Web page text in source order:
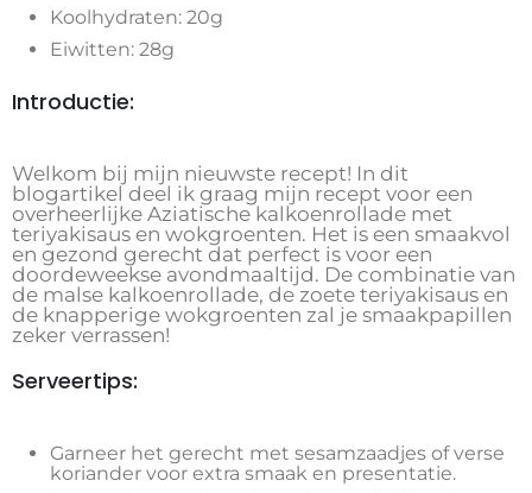
Koolhydraten: 20g
Eiwitten: 28g
Introductie:
Welkom bij mijn nieuwste recept! In dit
blogartikel deel ik graag mijn recept voor een
overheerlijke Aziatische kalkoenrollade met
teriyakisaus en wokgroenten. Het is een smaakvol
en gezond gerecht dat perfect is voor een
doordeweekse avondmaaltijd. De combinatie van
de malse kalkoenrollade, de zoete teriyakisaus en
de knapperige wokgroenten zal je smaakpapillen
zeker verrassen!
Serveertips:
Garneer het gerecht met sesamzaadjes of verse
koriander voor extra smaak en presentatie.